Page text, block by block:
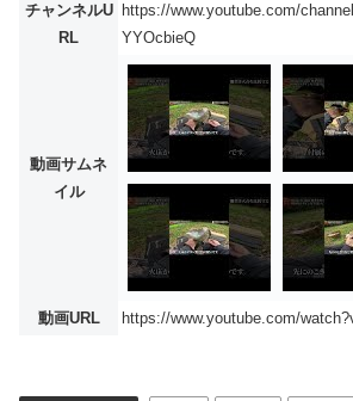
チャンネルU
RL
https://www.youtube.com/
YYOcbieQ
動画サムネ
イル
動画URL https://www.youtube.com/